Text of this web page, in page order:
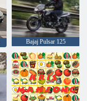
Bajaj Pulsar 125